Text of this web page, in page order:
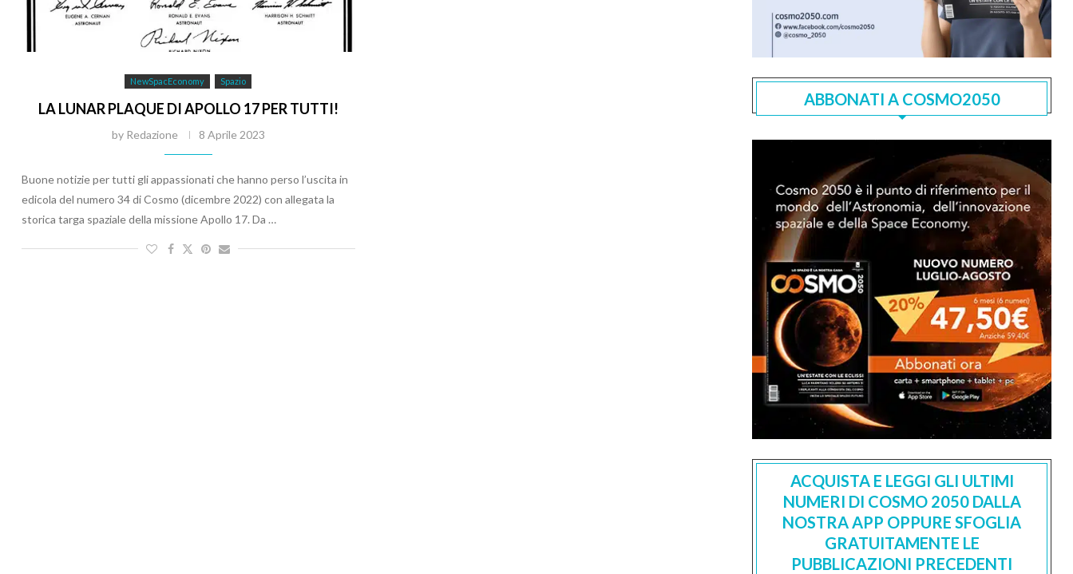
NewSpacEconomy Spazio
LA LUNAR PLAQUE DI APOLLO 17 PER TUTTI!
by Redazione 8 Aprile 2023
Buone notizie per tutti gli appassionati che hanno perso l’uscita in
edicola del numero 34 di Cosmo (dicembre 2022) con allegata la
storica targa spaziale della missione Apollo 17. Da …
ABBONATI A COSMO2050
ACQUISTA E LEGGI GLI ULTIMI
NUMERI DI COSMO 2050 DALLA
NOSTRA APP OPPURE SFOGLIA
GRATUITAMENTE LE
PUBBLICAZIONI PRECEDENTI